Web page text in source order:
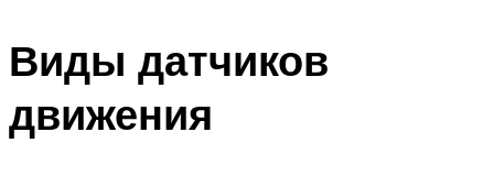
Виды датчиков
движения